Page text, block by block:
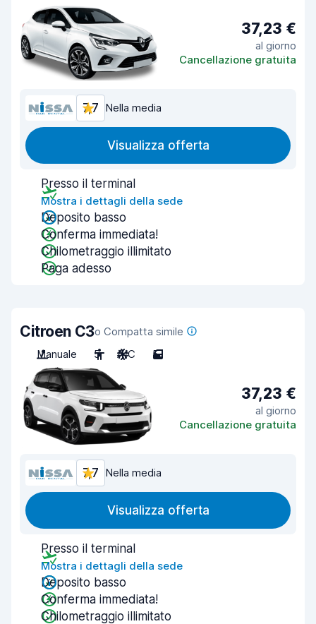
37,23 €
al giorno
Cancellazione gratuita
7,7 Nella media
Visualizza offerta
Presso il terminal
Mostra i dettagli della sede
Deposito basso
Conferma immediata!
Chilometraggio illimitato
Paga adesso
Citroen C3o Compatta simile
Manuale
5 A/C 5
37,23 €
al giorno
Cancellazione gratuita
7,7 Nella media
Visualizza offerta
Presso il terminal
Mostra i dettagli della sede
Deposito basso
Conferma immediata!
Chilometraggio illimitato